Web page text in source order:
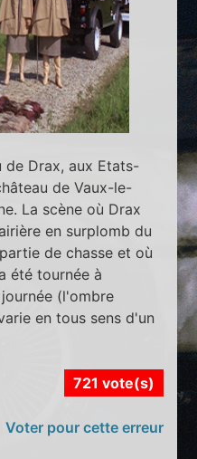
de Drax, aux Etats-
de Vaux-le-
La scène où Drax
en surplomb du
de chasse et où
été tournée à
(l'ombre
en tous sens d'un
721 vote(s)
Voter pour cette erreur